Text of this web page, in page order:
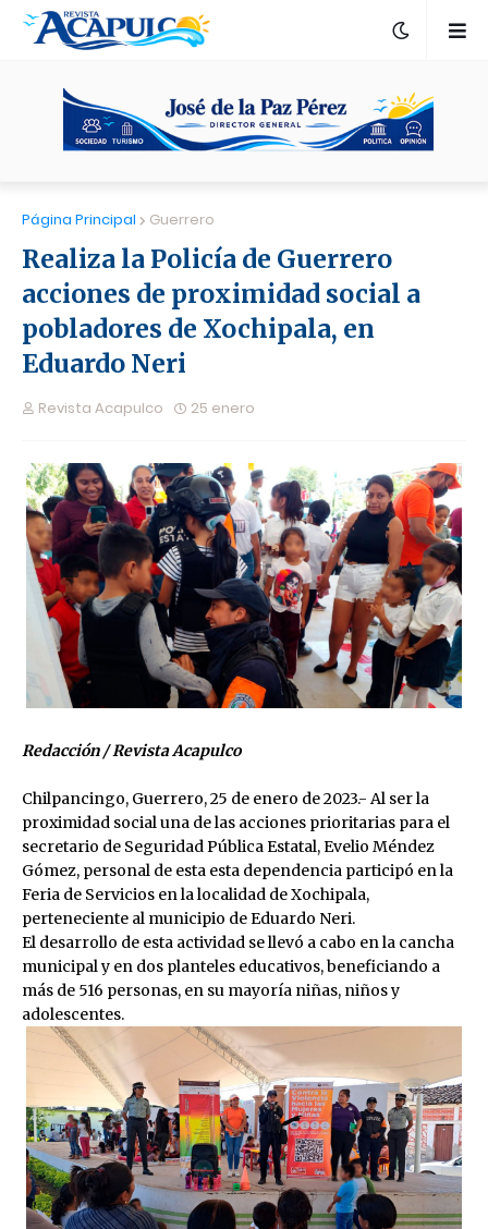
Página Principal Guerrero
Realiza la Policía de Guerrero
acciones de proximidad social a
pobladores de Xochipala, en
Eduardo Neri
Revista Acapulco 25 enero
Redacción / Revista Acapulco
Chilpancingo, Guerrero, 25 de enero de 2023.- Al ser la
proximidad social una de las acciones prioritarias para el
secretario de Seguridad Pública Estatal, Evelio Méndez
Gómez, personal de esta esta dependencia participó en la
Feria de Servicios en la localidad de Xochipala,
perteneciente al municipio de Eduardo Neri.
El desarrollo de esta actividad se llevó a cabo en la cancha
municipal y en dos planteles educativos, beneficiando a
más de 516 personas, en su mayoría niñas, niños y
adolescentes.